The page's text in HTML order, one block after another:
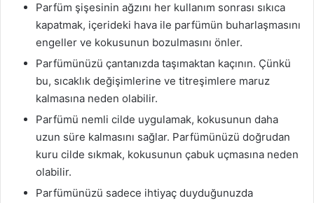
Parfüm şişesinin ağzını her kullanım sonrası sıkıca
kapatmak, içerideki hava ile parfümün buharlaşmasını
engeller ve kokusunun bozulmasını önler.
Parfümünüzü çantanızda taşımaktan kaçının. Çünkü
bu, sıcaklık değişimlerine ve titreşimlere maruz
kalmasına neden olabilir.
Parfümü nemli cilde uygulamak, kokusunun daha
uzun süre kalmasını sağlar. Parfümünüzü doğrudan
kuru cilde sıkmak, kokusunun çabuk uçmasına neden
olabilir.
Parfümünüzü sadece ihtiyaç duyduğunuzda